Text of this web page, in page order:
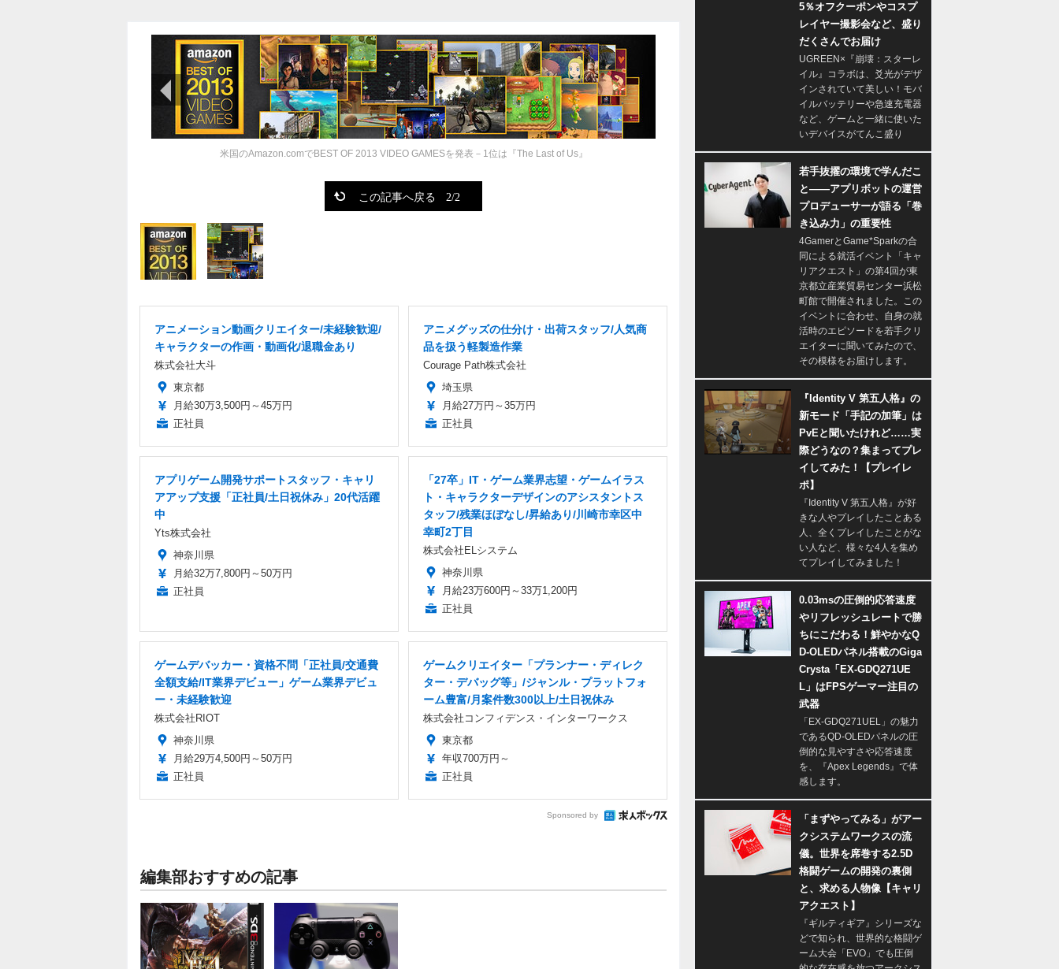
米国のAmazon.comでBEST OF 2013 VIDEO GAMESを発表－1位は『The Last of Us』
この記事へ戻る 2/2
アニメーション動画クリエイター/未経験歓迎/
キャラクターの作画・動画化/退職金あり
株式会社大斗
東京都
月給30万3,500円～45万円
正社員
アニメグッズの仕分け・出荷スタッフ/人気商
品を扱う軽製造作業
Courage Path株式会社
埼玉県
月給27万円～35万円
正社員
アプリゲーム開発サポートスタッフ・キャリ
アアップ支援「正社員/土日祝休み」20代活躍
中
Yts株式会社
神奈川県
月給32万7,800円～50万円
正社員
「27卒」IT・ゲーム業界志望・ゲームイラス
ト・キャラクターデザインのアシスタントス
タッフ/残業ほぼなし/昇給あり/川崎市幸区中
幸町2丁目
株式会社ELシステム
神奈川県
月給23万600円～33万1,200円
正社員
ゲームデバッカー・資格不問「正社員/交通費
全額支給/IT業界デビュー」ゲーム業界デビュ
ー・未経験歓迎
株式会社RIOT
神奈川県
月給29万4,500円～50万円
正社員
ゲームクリエイター「プランナー・ディレク
ター・デバッグ等」/ジャンル・プラットフォ
ーム豊富/月案件数300以上/土日祝休み
株式会社コンフィデンス・インターワークス
東京都
年収700万円～
正社員
Sponsored by
編集部おすすめの記事
5％オフクーポンやコスプ
レイヤー撮影会など、盛り
だくさんでお届け
UGREEN×『崩壊：スターレ
イル』コラボは、爻光がデザ
インされていて美しい！モバ
イルバッテリーや急速充電器
など、ゲームと一緒に使いた
いデバイスがてんこ盛り
若手抜擢の環境で学んだこ
と――アプリボットの運営
プロデューサーが語る「巻
き込み力」の重要性
4GamerとGame*Sparkの合
同による就活イベント「キャ
リアクエスト」の第4回が東
京都立産業貿易センター浜松
町館で開催されました。この
イベントに合わせ、自身の就
活時のエピソードを若手クリ
エイターに聞いてみたので、
その模様をお届けします。
『Identity V 第五人格』の
新モード「手記の加筆」は
PvEと聞いたけれど……実
際どうなの？集まってプレ
イしてみた！【プレイレ
ポ】
『Identity V 第五人格』が好
きな人やプレイしたことある
人、全くプレイしたことがな
い人など、様々な4人を集め
てプレイしてみました！
0.03msの圧倒的応答速度
やリフレッシュレートで勝
ちにこだわる！鮮やかなQ
D-OLEDパネル搭載のGiga
Crysta「EX-GDQ271UE
L」はFPSゲーマー注目の
武器
「EX-GDQ271UEL」の魅力
であるQD-OLEDパネルの圧
倒的な見やすさや応答速度
を、『Apex Legends』で体
感します。
「まずやってみる」がアー
クシステムワークスの流
儀。世界を席巻する2.5D
格闘ゲームの開発の裏側
と、求める人物像【キャリ
アクエスト】
『ギルティギア』シリーズな
どで知られ、世界的な格闘ゲ
ーム大会「EVO」でも圧倒